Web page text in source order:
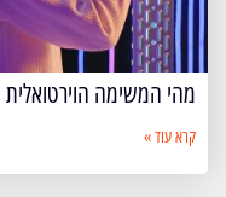
מהי המשימה
קרא עוד »